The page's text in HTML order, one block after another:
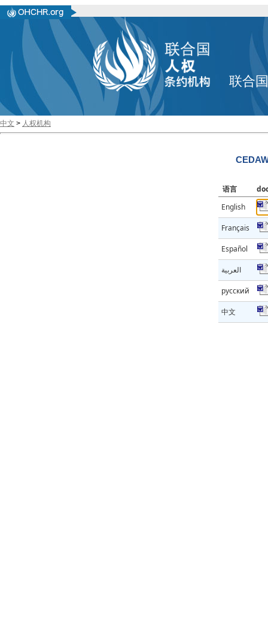
联合
中文 > 人权机构
语言
English
Français
Español
العربية
русский
中文